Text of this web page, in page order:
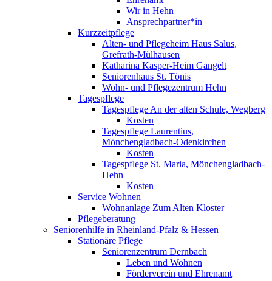
Wir in Hehn
Ansprechpartner*in
Kurzzeitpflege
Alten- und Pflegeheim Haus Salus,
Grefrath-Mülhausen
Katharina Kasper-Heim Gangelt
Seniorenhaus St. Tönis
Wohn- und Pflegezentrum Hehn
Tagespflege
Tagespflege An der alten Schule, Wegberg
Kosten
Tagespflege Laurentius,
Mönchengladbach-Odenkirchen
Kosten
Tagespflege St. Maria, Mönchengladbach-
Hehn
Kosten
Service Wohnen
Wohnanlage Zum Alten Kloster
Pflegeberatung
Seniorenhilfe in Rheinland-Pfalz & Hessen
Stationäre Pflege
Seniorenzentrum Dernbach
Leben und Wohnen
Förderverein und Ehrenamt